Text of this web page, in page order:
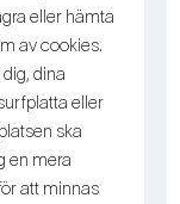
eller hämta
av cookies.
dina
eller
ska
en mera
att minnas